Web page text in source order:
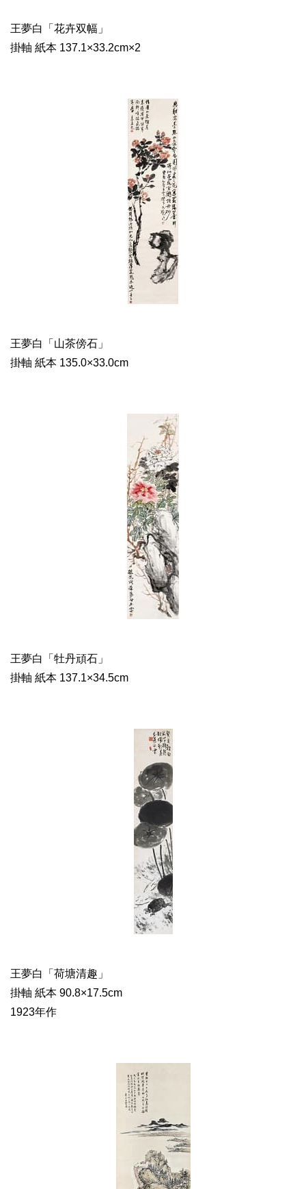
王夢白「花卉双幅」
掛軸 紙本 137.1×33.2cm×2
王夢白「山茶傍石」
掛軸 紙本 135.0×33.0cm
王夢白「牡丹頑石」
掛軸 紙本 137.1×34.5cm
王夢白「荷塘清趣」
掛軸 紙本 90.8×17.5cm
1923年作